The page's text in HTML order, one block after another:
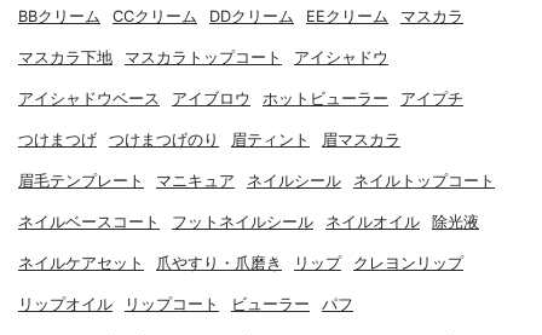
BBクリーム CCクリーム DDクリーム EEクリーム マスカラ
マスカラ下地 マスカラトップコート アイシャドウ
アイシャドウベース アイブロウ ホットビューラー アイプチ
つけまつげ つけまつげのり 眉ティント 眉マスカラ
眉毛テンプレート マニキュア ネイルシール ネイルトップコート
ネイルベースコート フットネイルシール ネイルオイル 除光液
ネイルケアセット 爪やすり・爪磨き リップ クレヨンリップ
リップオイル リップコート ビューラー パフ